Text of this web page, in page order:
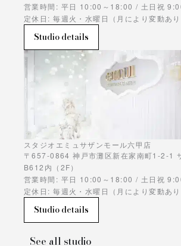
営業時間: 平日 10:00～18:00 / 土日祝
定休日: 毎週火・水曜日（月により変動あり
Studio details
スタジオエミュサザンモール六甲店
〒657-0864 神戸市灘区新在家南町1-2-1
B612内（2F）
営業時間: 平日 10:00～18:00 / 土日祝
定休日: 毎週火・水曜日（月により変動あり
Studio details
See all studio